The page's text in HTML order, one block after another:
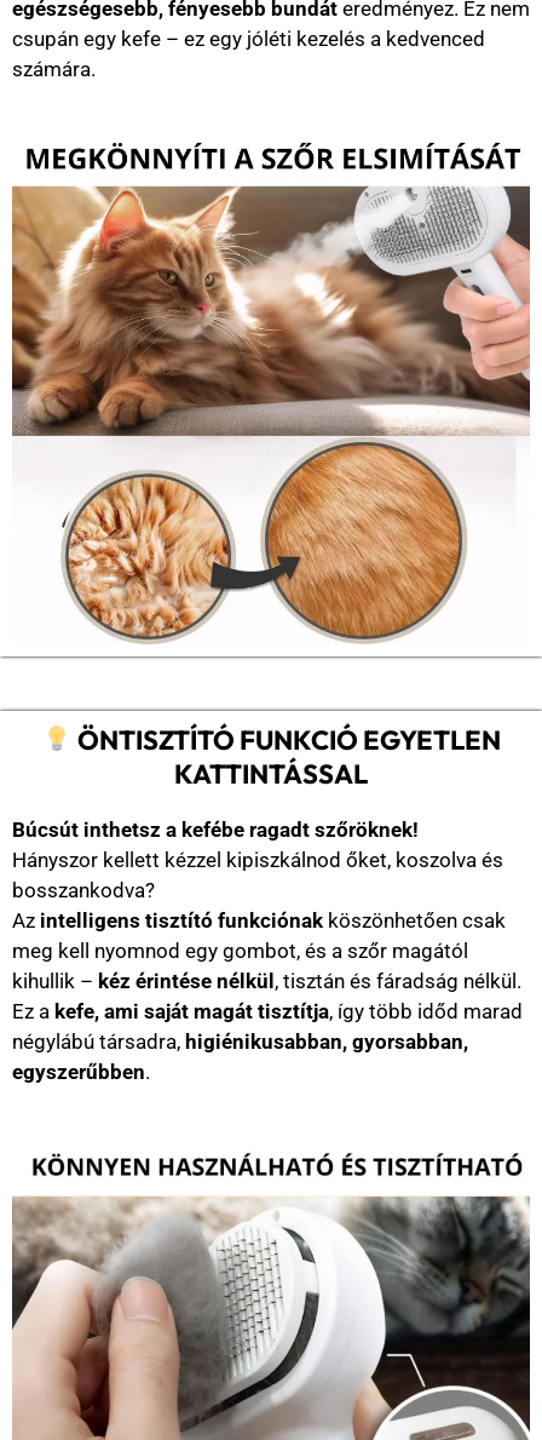
egészségesebb, fényesebb bundát eredményez. Ez nem
csupán egy kefe – ez egy jóléti kezelés a kedvenced
számára.
ÖNTISZTÍTÓ FUNKCIÓ EGYETLEN
KATTINTÁSSAL
Búcsút inthetsz a kefébe ragadt szőröknek!
Hányszor kellett kézzel kipiszkálnod őket, koszolva és
bosszankodva?
Az intelligens tisztító funkciónak köszönhetően csak
meg kell nyomnod egy gombot, és a szőr magától
kihullik – kéz érintése nélkül, tisztán és fáradság nélkül.
Ez a kefe, ami saját magát tisztítja, így több időd marad
négylábú társadra, higiénikusabban, gyorsabban,
egyszerűbben.